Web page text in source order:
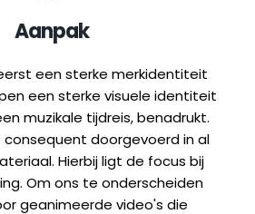
Aanpak
een sterke merkidentiteit
een sterke visuele identiteit
muzikale tijdreis, benadrukt.
doorgevoerd in al
Hierbij ligt de focus bij
Om ons te onderscheiden
geanimeerde video's die